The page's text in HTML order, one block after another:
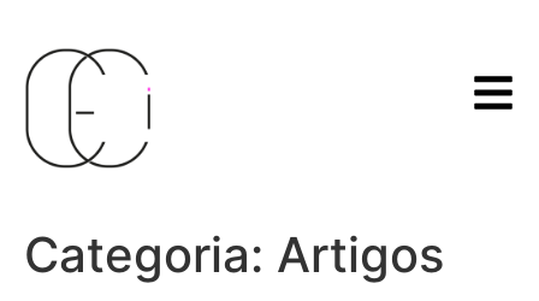
Categoria: Artigos